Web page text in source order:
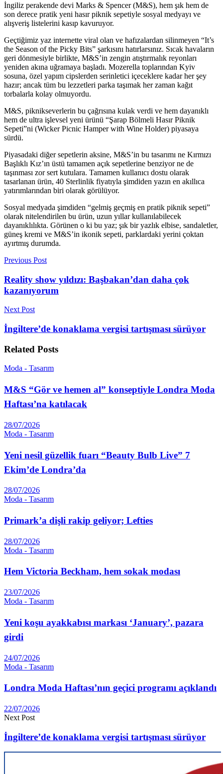
İngiliz perakende devi Marks & Spencer (M&S), hem şık hem de
son derece pratik yeni hasır piknik sepetiyle sosyal medyayı ve
alışveriş listelerini kasıp kavuruyor.
Geçtiğimiz yaz internette viral olan ve hafızalardan silinmeyen “It’s
the Season of the Picky Bits” şarkısını hatırlarsınız. Sıcak havaların
geri dönmesiyle birlikte, M&S’in zengin atıştırmalık reyonları
yeniden akına uğramaya başladı. Mozerella toplarından Kyiv
sosuna, özel yapım cipslerden serinletici içeceklere kadar her şey
hazır; ancak tüm bu lezzetleri parka taşımak her zaman kağıt
torbalarla kolay olmuyordu.
M&S, piknikseverlerin bu çağrısına kulak verdi ve hem dayanıklı
hem de ultra işlevsel yeni ürünü “Şarap Bölmeli Hasır Piknik
Sepeti”ni (Wicker Picnic Hamper with Wine Holder) piyasaya
sürdü.
Piyasadaki diğer sepetlerin aksine, M&S’in bu tasarımı ne Kırmızı
Başlıklı Kız’ın üstü tamamen açık sepetlerine benziyor ne de
taşınması zor sert kutulara. Tamamen kullanıcı dostu olarak
tasarlanan ürün, 40 Sterlinlik fiyatıyla şimdiden yazın en akıllıca
yatırımlarından biri olarak görülüyor.
Sosyal medyada şimdiden “gelmiş geçmiş en pratik piknik sepeti”
olarak nitelendirilen bu ürün, uzun yıllar kullanılabilecek
dayanıklılıkta. Görünen o ki bu yaz; şık bir yazlık elbise, sandaletler,
güneş kremi ve M&S’in ikonik sepeti, parklardaki yerini çoktan
ayırtmış durumda.
Previous Post
Reality show yıldızı: Başbakan’dan daha çok
kazanıyorum
Next Post
İngiltere’de konaklama vergisi tartışması sürüyor
Related Posts
Moda - Tasarım
M&S “Gör ve hemen al” konseptiyle Londra Moda
Haftası’na katılacak
28/07/2026
Moda - Tasarım
Yeni nesil güzellik fuarı “Beauty Bulb Live” 7
Ekim’de Londra’da
28/07/2026
Moda - Tasarım
Primark’a dişli rakip geliyor; Lefties
28/07/2026
Moda - Tasarım
Hem Victoria Beckham, hem sokak modası
23/07/2026
Moda - Tasarım
Yeni koşu ayakkabısı markası ‘January’, pazara
girdi
24/07/2026
Moda - Tasarım
Londra Moda Haftası’nın geçici programı açıklandı
22/07/2026
Next Post
İngiltere’de konaklama vergisi tartışması sürüyor